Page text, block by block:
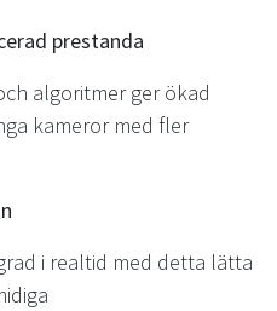
prestanda
algoritmer ger ökad
kameror med fler
i realtid med detta lätta